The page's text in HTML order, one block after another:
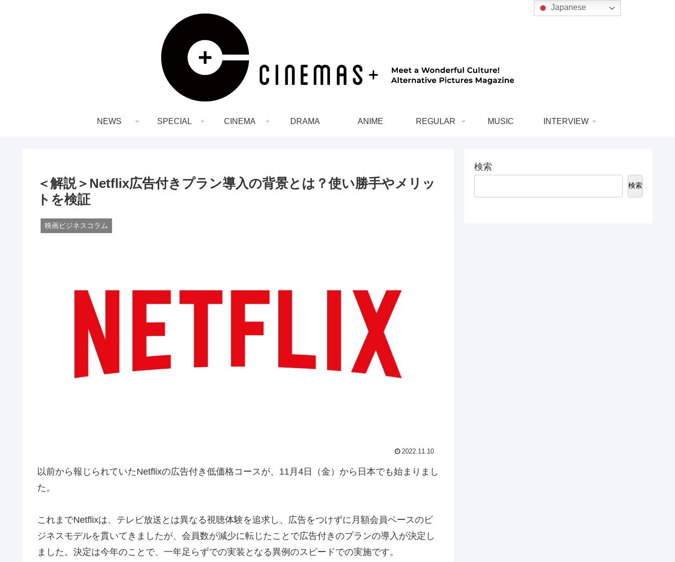
NEWS SPECIAL CINEMA DRAMA ANIME REGULAR MUSIC INTERVIEW
＜解説＞Netflix広告付きプラン導入の背景とは？使い勝手やメリッ
トを検証
映画ビジネスコラム
2022.11.10
以前から報じられていたNetflixの広告付き低価格コースが、11月4日（金）から日本でも始まりまし
た。
これまでNetflixは、テレビ放送とは異なる視聴体験を追求し、広告をつけずに月額会員ベースのビ
ジネスモデルを貫いてきましたが、会員数が減少に転じたことで広告付きのプランの導入が決定し
ました。決定は今年のことで、一年足らずでの実装となる異例のスピードでの実施です。
検索
検索
Japanese